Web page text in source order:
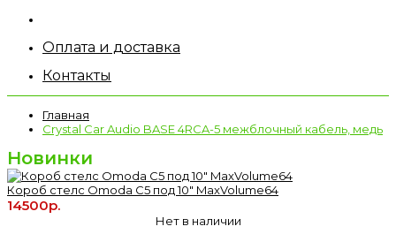
Оплата и доставка
Контакты
Главная
Crystal Car Audio BASE 4RCA-5 межблочный кабель, медь
Новинки
Короб стелс Omoda C5 под 10" MaxVolume64
14500р.
Нет в наличии